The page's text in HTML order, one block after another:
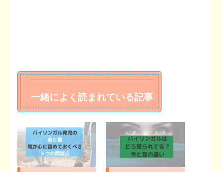
一緒によく読まれている記事